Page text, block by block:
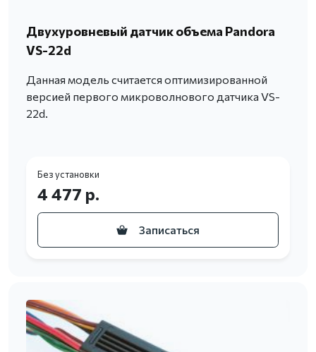
Двухуровневый датчик объема Pandora
VS-22d
Данная модель считается оптимизированной
версией первого микроволнового датчика VS-
22d.
Без установки
4 477 р.
Записаться